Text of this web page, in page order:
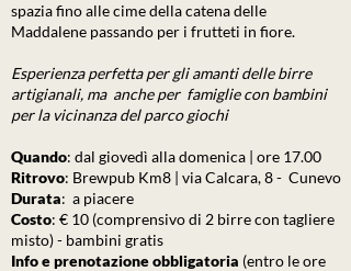
spazia fino alle cime della catena delle
Maddalene passando per i frutteti in fiore.
Esperienza perfetta per gli amanti delle birre
artigianali, ma anche per famiglie con bambini
per la vicinanza del parco giochi
Quando:​ dal giovedì alla domenica | ore 17.00
Ritrovo: Brewpub Km8 | via Calcara, 8 - Cunevo
Durata: a piacere
Costo: € 10 (comprensivo di 2 birre con tagliere
misto) - bambini gratis
Info e prenotazione obbligatoria (entro le ore